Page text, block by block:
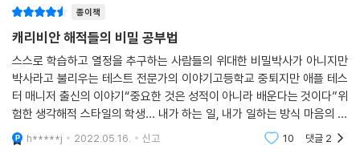
심적인 요소가 되었다.
---「12장 바크 박사」 중에서
나는 다른 해적들과 함께 어울리는 걸 좋아한다. 우리는 서로에게 자극을
준다. 우리는 중요한 비밀들을 주고받는다. 우리는 맹목적인 순응을 요구
하지 않고, 무리의 사고방식을 통해 서로에게 도움을 준다. 우리는 무리 속
에서 개별적인 정체성을 잃지 않고도 공동체의 힘을 획득한다.
· 세상을 스스로 규정하고, 그 속에서 자신의 자리를 확보한다.
· 스스로를 생각하는 사람이자, 공부하는 사람이자, 자신의 선생님이라고
여긴다.
· 스스로 찾아낸 아이디어를 통해 자신의 명성을 직접 만들고 유지한다.
· 자신이 존경하는 사람들에게서 존경받기를 원한다.
《캐리비안 해적들의 비밀 공부법》은 스스로 배우는 걸 좋아한다면, 제도
나 권위에 구속받고 싶지 않다면, 자기 내면의 목소리를 따라 자유롭게 공
종이책
캐리비안 해적들의 비밀 공부법
스스로 학습하고 열정을 추구하는 사람들의 위대한 비밀박사가 아니지만
박사라고 불리우는 테스트 전문가의 이야기고등학교 중퇴지만 애플 테스
터 매니저 출신의 이야기“중요한 것은 성적이 아니라 배운다는 것이다”위
험한 생각해적 스타일의 학생… 내가 하는 일, 내가 일하는 방식 마음의 반
란조개들의 침묵즐겁게 공부하렴 제임스 … 검증된 비저능아 먹이를 노려
야 음식을 얻는다
h*****j 2022.05.16. 신고 10 댓글 2